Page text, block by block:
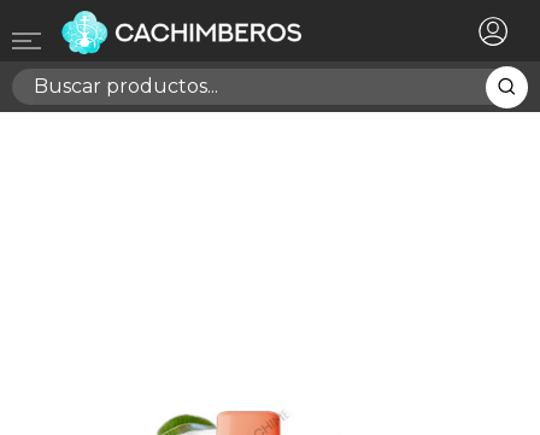
Registrarse ×
Necesitas hacer login para guardar productos en tu